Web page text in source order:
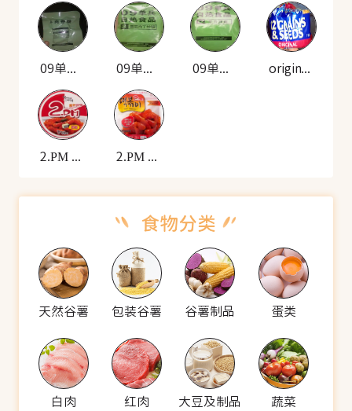
09单兵 自热米饭套餐(牛肉香肠) 09单兵 自热食品(雪菜肉丁炒饭) 09单兵 自热食品(羊肉拌面) original 12种谷物种子的面包
2.PM 韩式炒年糕(碗装) 2.PM 香辣年糕(袋装)
天然谷薯 包装谷薯 谷薯制品 蛋类
白肉 红肉 大豆及制品 蔬菜